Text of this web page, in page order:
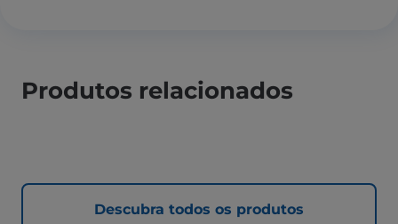
Produtos relacionados
Descubra todos os produtos